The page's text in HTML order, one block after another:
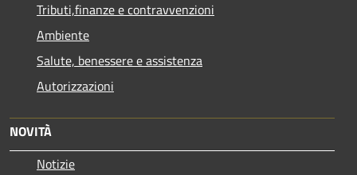
Tributi,finanze e contravvenzioni
Ambiente
Salute, benessere e assistenza
Autorizzazioni
NOVITÀ
Notizie